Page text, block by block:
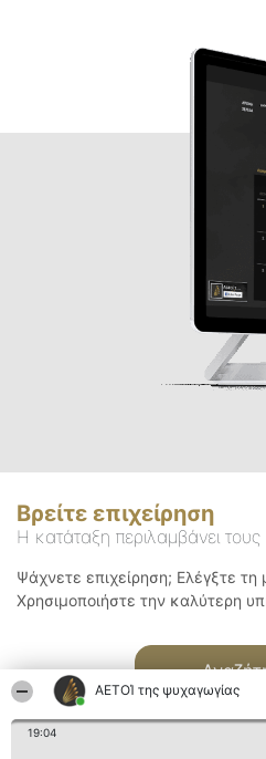
ΑΕΤΟΊ της ψυχαγωγίας
19:04
Βρείτε επιχείρηση
Η κατάταξη περιλαμβάνει
Ψάχνετε επιχείρηση; Ελέγξτε
Χρησιμοποιήστε την καλύτερη